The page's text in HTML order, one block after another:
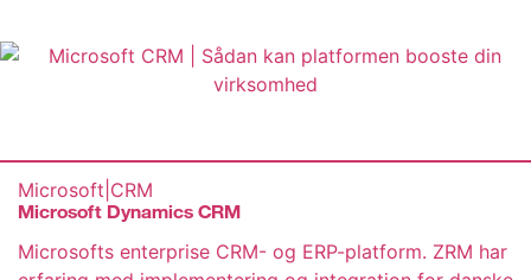
Microsoft CRM
Microsoft Dynamics CRM
Microsofts enterprise CRM- og ERP-platform. ZRM har